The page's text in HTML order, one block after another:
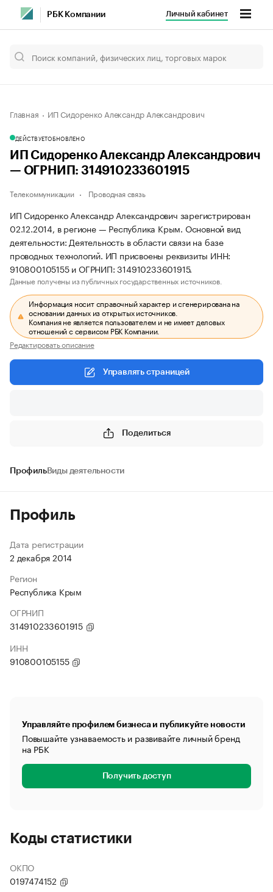
РБК Компании Личный кабинет
Главная ИП Сидоренко Александр Александрович
ДЕЙСТВУЕТОБНОВЛЕНО
ИП Сидоренко Александр Александрович
— ОГРНИП: 314910233601915
Телекоммуникации Проводная связь
ИП Сидоренко Александр Александрович зарегистрирован
02.12.2014, в регионе — Республика Крым. Основной вид
деятельности: Деятельность в области связи на базе
проводных технологий. ИП присвоены реквизиты ИНН:
910800105155 и ОГРНИП: 314910233601915.
Данные получены из публичных государственных источников.
Информация носит справочный характер и сгенерирована на
основании данных из открытых источников.
Компания не является пользователем и не имеет деловых
отношений с сервисом РБК Компании.
Редактировать описание
Управлять страницей
Поделиться
ПрофильВиды деятельности
Профиль
Дата регистрации
2 декабря 2014
Регион
Республика Крым
ОГРНИП
314910233601915
ИНН
910800105155
Управляйте профилем бизнеса и публикуйте новости
Повышайте узнаваемость и развивайте личный бренд
на РБК
Получить доступ
Коды статистики
ОКПО
0197474152